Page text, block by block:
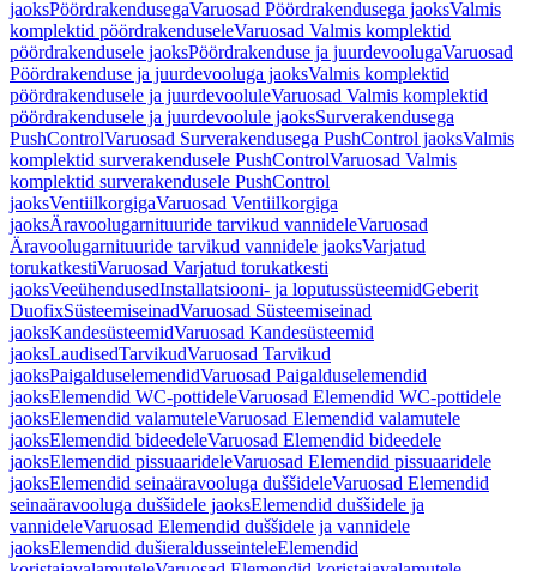
jaoksPöördrakendusegaVaruosad Pöördrakendusega jaoksValmis
komplektid pöördrakenduseleVaruosad Valmis komplektid
pöördrakendusele jaoksPöördrakenduse ja juurdevoolugaVaruosad
Pöördrakenduse ja juurdevooluga jaoksValmis komplektid
pöördrakendusele ja juurdevooluleVaruosad Valmis komplektid
pöördrakendusele ja juurdevoolule jaoksSurverakendusega
PushControlVaruosad Surverakendusega PushControl jaoksValmis
komplektid surverakendusele PushControlVaruosad Valmis
komplektid surverakendusele PushControl
jaoksVentiilkorgigaVaruosad Ventiilkorgiga
jaoksÄravoolugarnituuride tarvikud vannideleVaruosad
Äravoolugarnituuride tarvikud vannidele jaoksVarjatud
torukatkestiVaruosad Varjatud torukatkesti
jaoksVeeühendusedInstallatsiooni- ja loputussüsteemidGeberit
DuofixSüsteemiseinadVaruosad Süsteemiseinad
jaoksKandesüsteemidVaruosad Kandesüsteemid
jaoksLaudisedTarvikudVaruosad Tarvikud
jaoksPaigalduselemendidVaruosad Paigalduselemendid
jaoksElemendid WC-pottideleVaruosad Elemendid WC-pottidele
jaoksElemendid valamuteleVaruosad Elemendid valamutele
jaoksElemendid bideedeleVaruosad Elemendid bideedele
jaoksElemendid pissuaarideleVaruosad Elemendid pissuaaridele
jaoksElemendid seinaäravooluga duššideleVaruosad Elemendid
seinaäravooluga duššidele jaoksElemendid duššidele ja
vannideleVaruosad Elemendid duššidele ja vannidele
jaoksElemendid dušieraldusseinteleElemendid